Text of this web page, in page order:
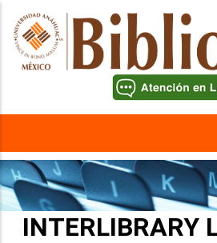
Skip
main
INTERLIBRARY